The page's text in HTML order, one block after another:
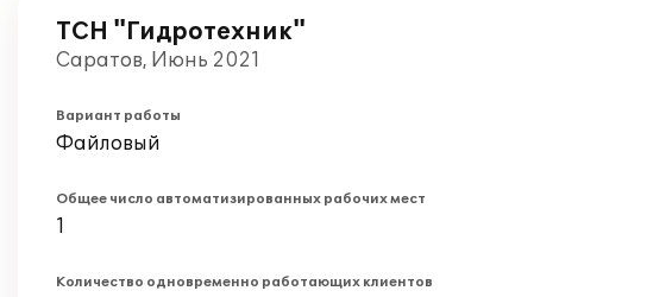
ТСН "Гидротехник"
Саратов, Июнь 2021
Вариант работы
Файловый
Общее число автоматизированных рабочих мест
1
Количество одновременно работающих клиентов